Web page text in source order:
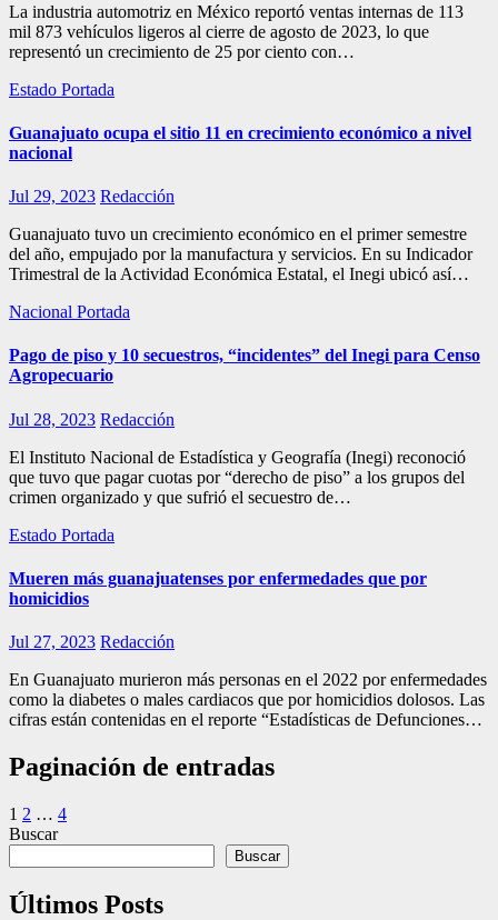
La industria automotriz en México reportó ventas internas de 113
mil 873 vehículos ligeros al cierre de agosto de 2023, lo que
representó un crecimiento de 25 por ciento con…
Estado Portada
Guanajuato ocupa el sitio 11 en crecimiento económico a nivel
nacional
Jul 29, 2023 Redacción
Guanajuato tuvo un crecimiento económico en el primer semestre
del año, empujado por la manufactura y servicios. En su Indicador
Trimestral de la Actividad Económica Estatal, el Inegi ubicó así…
Nacional Portada
Pago de piso y 10 secuestros, “incidentes” del Inegi para Censo
Agropecuario
Jul 28, 2023 Redacción
El Instituto Nacional de Estadística y Geografía (Inegi) reconoció
que tuvo que pagar cuotas por “derecho de piso” a los grupos del
crimen organizado y que sufrió el secuestro de…
Estado Portada
Mueren más guanajuatenses por enfermedades que por
homicidios
Jul 27, 2023 Redacción
En Guanajuato murieron más personas en el 2022 por enfermedades
como la diabetes o males cardiacos que por homicidios dolosos. Las
cifras están contenidas en el reporte “Estadísticas de Defunciones…
Paginación de entradas
1 2 … 4
Buscar
Buscar
Últimos Posts